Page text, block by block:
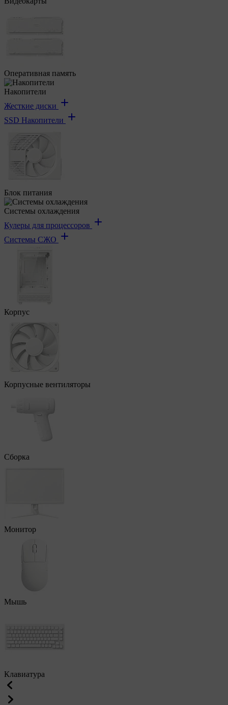
Оперативная память
Накопители
Жесткие диски
SSD Накопители
Блок питания
Системы охлаждения
Кулеры для процессоров
Системы СЖО
Корпус
Корпусные вентиляторы
Сборка
Монитор
Мышь
Клавиатура